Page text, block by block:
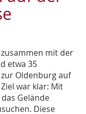
mit der
etwa 35
Oldenburg auf
war klar: Mit
Gelände
Diese